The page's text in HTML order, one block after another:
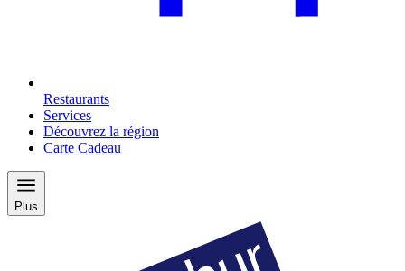
Restaurants
Services
Découvrez la région
Carte Cadeau
Plus